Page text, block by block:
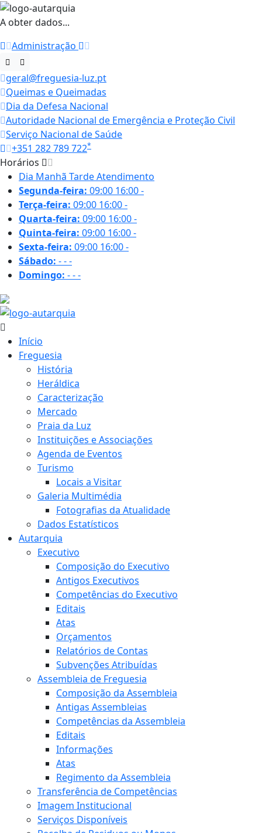
A obter dados...
Administração
geral@freguesia-luz.pt
Queimas e Queimadas
Dia da Defesa Nacional
Autoridade Nacional de Emergência e Proteção Civil
Serviço Nacional de Saúde
+351 282 789 722*
Horários
Dia Manhã TardeAtendimento
Segunda-feira: 09:00 16:00-
Terça-feira: 09:00 16:00-
Quarta-feira: 09:00 16:00-
Quinta-feira: 09:00 16:00-
Sexta-feira: 09:00 16:00-
Sábado: ---
Domingo: ---
Início
Freguesia
História
Heráldica
Caracterização
Mercado
Praia da Luz
Instituições e Associações
Agenda de Eventos
Turismo
Locais a Visitar
Galeria Multimédia
Fotografias da Atualidade
Dados Estatísticos
Autarquia
Executivo
Composição do Executivo
Antigos Executivos
Competências do Executivo
Editais
Atas
Orçamentos
Relatórios de Contas
Subvenções Atribuídas
Assembleia de Freguesia
Composição da Assembleia
Antigas Assembleias
Competências da Assembleia
Editais
Informações
Atas
Regimento da Assembleia
Transferência de Competências
Imagem Institucional
Serviços Disponíveis